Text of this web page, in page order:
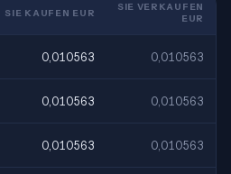
SIE KAUFEN EUR
SIE VERKAUFEN
EUR
0,010563 0,010563
0,010563 0,010563
0,010563 0,010563